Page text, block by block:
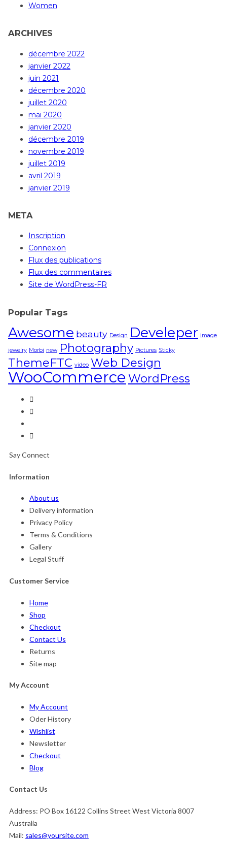
Women
ARCHIVES
décembre 2022
janvier 2022
juin 2021
décembre 2020
juillet 2020
mai 2020
janvier 2020
décembre 2019
novembre 2019
juillet 2019
avril 2019
janvier 2019
META
Inscription
Connexion
Flux des publications
Flux des commentaires
Site de WordPress-FR
Popular Tags
Awesome beauty Design Develeper image
jewelry Morbi new Photography Pictures Sticky
ThemeFTC video Web Design
WooCommerce WordPress
Say Connect
Information
About us
Delivery information
Privacy Policy
Terms & Conditions
Gallery
Legal Stuff
Customer Service
Home
Shop
Checkout
Contact Us
Returns
Site map
My Account
My Account
Oder History
Wishlist
Newsletter
Checkout
Blog
Contact Us
Address: PO Box 16122 Collins Street West Victoria 8007
Australia
Mail: sales@yoursite.com